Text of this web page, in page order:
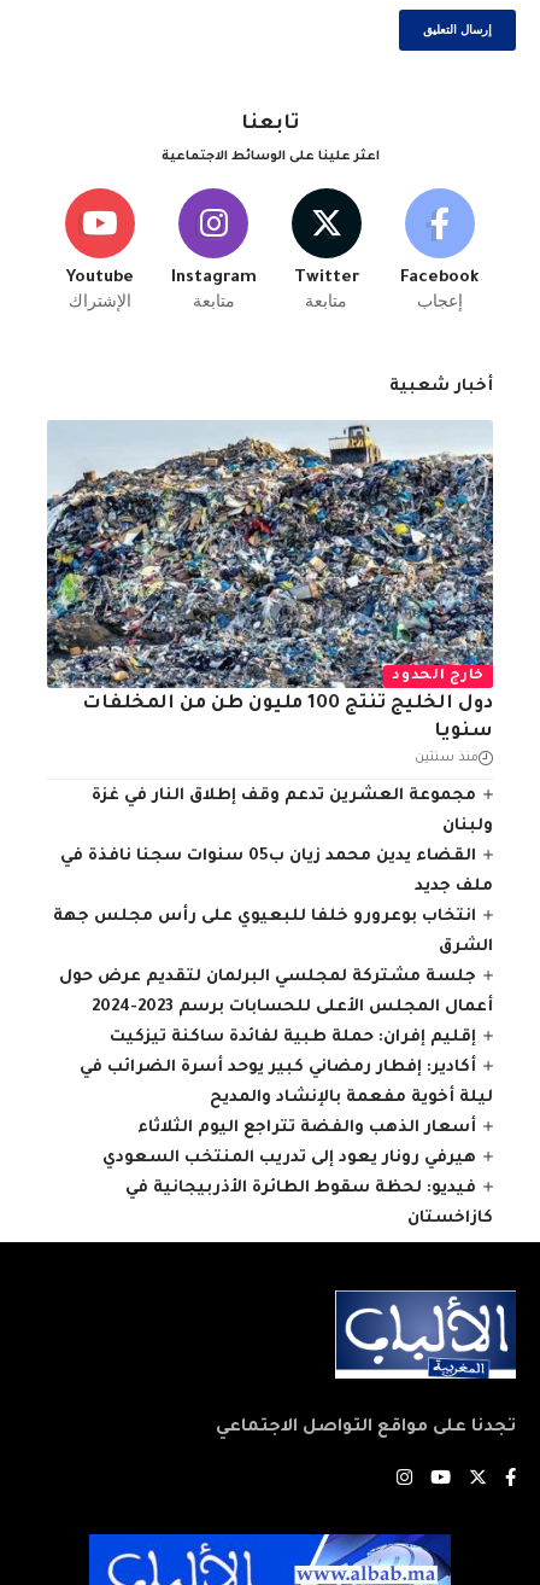
تابعنا
اعثر علينا على الوسائط الاجتماعية
Facebook
إعجاب
Twitter
متابعة
Instagram
متابعة
Youtube
الإشتراك
أخبار شعبية
خارج الحدود
دول الخليج تنتج 100 مليون طن من المخلفات
سنويا
منذ سنتين
مجموعة العشرين تدعم وقف إطلاق النار في غزة
ولبنان
القضاء يدين محمد زيان ب05 سنوات سجنا نافذة في
ملف جديد
انتخاب بوعرورو خلفا للبعيوي على رأس مجلس جهة
الشرق
جلسة مشتركة لمجلسي البرلمان لتقديم عرض حول
أعمال المجلس الأعلى للحسابات برسم 2023-2024
إقليم إفران: حملة طبية لفائدة ساكنة تيزكيت
أكادير: إفطار رمضاني كبير يوحد أسرة الضرائب في
ليلة أخوية مفعمة بالإنشاد والمديح
أسعار الذهب والفضة تتراجع اليوم الثلاثاء
هيرفي رونار يعود إلى تدريب المنتخب السعودي
فيديو: لحظة سقوط الطائرة الأذربيجانية في
كازاخستان
تجدنا على مواقع التواصل الاجتماعي